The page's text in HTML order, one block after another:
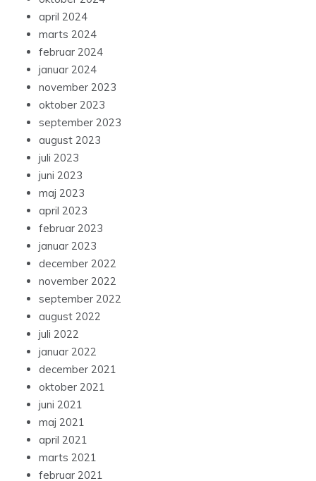
april 2024
marts 2024
februar 2024
januar 2024
november 2023
oktober 2023
september 2023
august 2023
juli 2023
juni 2023
maj 2023
april 2023
februar 2023
januar 2023
december 2022
november 2022
september 2022
august 2022
juli 2022
januar 2022
december 2021
oktober 2021
juni 2021
maj 2021
april 2021
marts 2021
februar 2021